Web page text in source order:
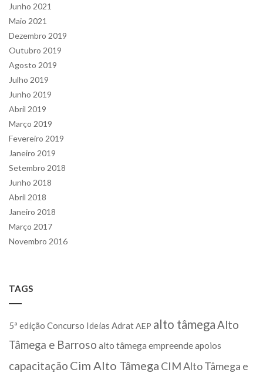
Junho 2021
Maio 2021
Dezembro 2019
Outubro 2019
Agosto 2019
Julho 2019
Junho 2019
Abril 2019
Março 2019
Fevereiro 2019
Janeiro 2019
Setembro 2018
Junho 2018
Abril 2018
Janeiro 2018
Março 2017
Novembro 2016
TAGS
5ª edição Concurso Ideias AdratAEP alto tâmegaAlto
Tâmega e Barroso alto tâmega empreendeapoios
capacitação Cim Alto Tâmega CIM Alto Tâmega e